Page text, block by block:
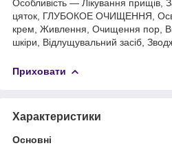
Особливість — Лікування прищів,
цяток, ГЛУБОКОЕ ОЧИЩЕННЯ,
крем, Живлення, Очищення пор,
шкіри, Відлущувальний засіб,
Приховати
Характеристики
Основні